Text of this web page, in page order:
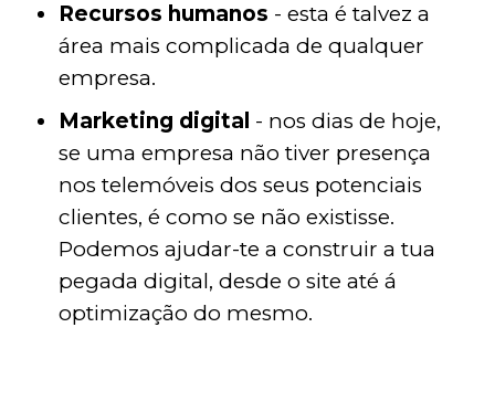
Recursos humanos - esta é talvez a
área mais complicada de qualquer
empresa.
Marketing digital - nos dias de hoje,
se uma empresa não tiver presença
nos telemóveis dos seus potenciais
clientes, é como se não existisse.
Podemos ajudar-te a construir a tua
pegada digital, desde o site até á
optimização do mesmo.